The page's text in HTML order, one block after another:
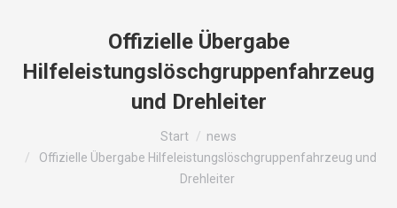
Offizielle Übergabe
Hilfeleistungslöschgruppenfahrzeug
und Drehleiter
Start
news
Offizielle Übergabe Hilfeleistungslöschgruppenfahrzeug und
Drehleiter